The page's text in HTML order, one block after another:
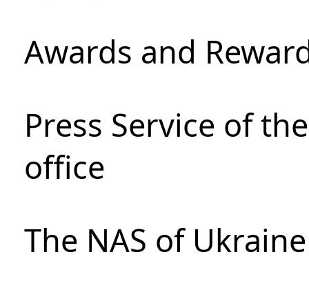
Awards and
Press Service of
office
The NAS of